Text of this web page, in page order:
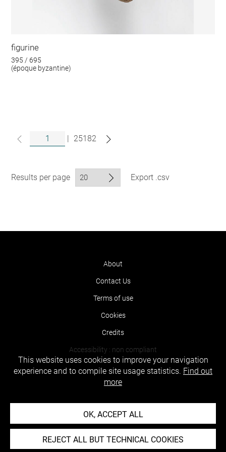
figurine
395 / 695
(époque byzantine)
| 25182
Results per page Export .csv
About
Contact Us
Terms of use
Cookies
Credits
Accessibility : non compliant
This website uses cookies to improve your navigation
experience and to compile site usage statistics. Find out
more
OK, ACCEPT ALL
REJECT ALL BUT TECHNICAL COOKIES